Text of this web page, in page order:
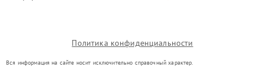
Политика конфиденциальности
Вся информация на сайте носит исключительно справочный характер.